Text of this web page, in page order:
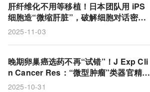
肝纤维化不用等移植！日本团队用 iPS
细胞造“微缩肝脏”，破解细胞对话密
码，抗纤维化药筛有了新利器
2025-11-03
晚期卵巢癌选药不再“试错”！J Exp Cli
n Cancer Res：“微型肿瘤”类器官精准
预测疗效
2025-10-31